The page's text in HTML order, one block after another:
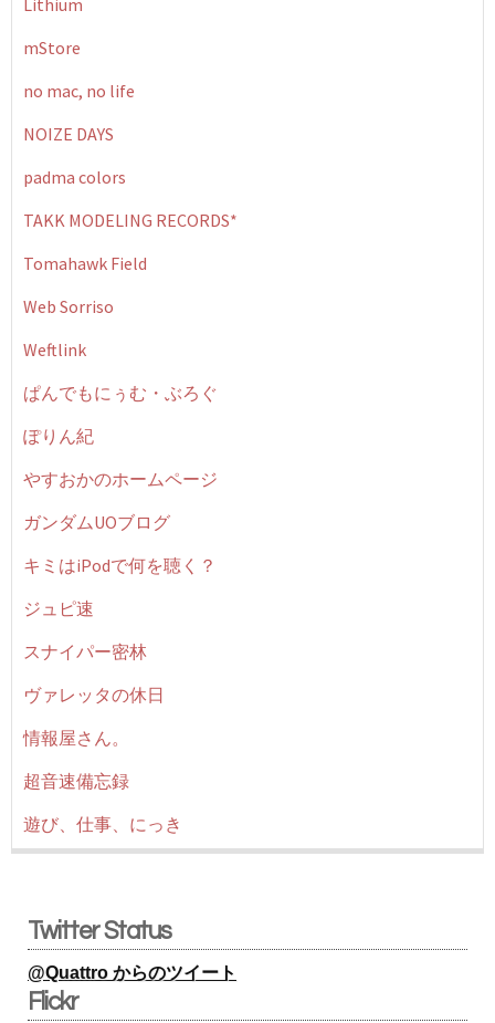
Lithium
mStore
no mac, no life
NOIZE DAYS
padma colors
TAKK MODELING RECORDS*
Tomahawk Field
Web Sorriso
Weftlink
ぱんでもにぅむ・ぶろぐ
ぽりん紀
やすおかのホームページ
ガンダムUOブログ
キミはiPodで何を聴く？
ジュピ速
スナイパー密林
ヴァレッタの休日
情報屋さん。
超音速備忘録
遊び、仕事、にっき
Twitter Status
@Quattro からのツイート
Flickr